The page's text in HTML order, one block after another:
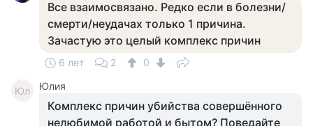
Все взаимосвязано. Редко если в болезни/
смерти/неудачах только 1 причина.
Зачастую это целый комплекс причин
6 лет 2 0
Юл Юлия
Комплекс причин убийства совершённого
нелюбимой работой и бытом? Поведайте